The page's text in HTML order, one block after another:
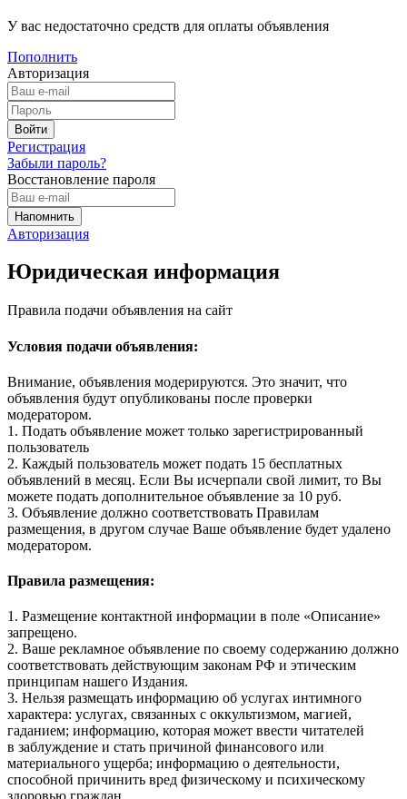
У вас недостаточно средств для оплаты объявления
Пополнить
Авторизация
Регистрация
Забыли пароль?
Восстановление пароля
Авторизация
Юридическая информация
Правила подачи объявления на сайт
Условия подачи объявления:
Внимание, объявления модерируются. Это значит, что
объявления будут опубликованы после проверки
модератором.
1. Подать объявление может только зарегистрированный
пользователь
2. Каждый пользователь может подать 15 бесплатных
объявлений в месяц. Если Вы исчерпали свой лимит, то Вы
можете подать дополнительное объявление за 10 руб.
3. Объявление должно соответствовать Правилам
размещения, в другом случае Ваше объявление будет удалено
модератором.
Правила размещения:
1. Размещение контактной информации в поле «Описание»
запрещено.
2. Ваше рекламное объявление по своему содержанию должно
соответствовать действующим законам РФ и этическим
принципам нашего Издания.
3. Нельзя размещать информацию об услугах интимного
характера: услугах, связанных с оккультизмом, магией,
гаданием; информацию, которая может ввести читателей
в заблуждение и стать причиной финансового или
материального ущерба; информацию о деятельности,
способной причинить вред физическому и психическому